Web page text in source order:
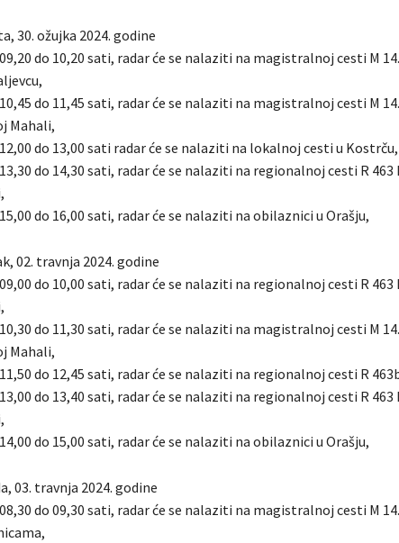
30. ožujka 2024. godine
09,20 do 10,20 sati, radar će se nalaziti na magistralnoj cesti M
10,45 do 11,45 sati, radar će se nalaziti na magistralnoj cesti M
Mahali,
do 13,00 sati radar će se nalaziti na lokalnoj cesti u Kostrču,
13,30 do 14,30 sati, radar će se nalaziti na regionalnoj cesti R
do 16,00 sati, radar će se nalaziti na obilaznici u Orašju,
02. travnja 2024. godine
09,00 do 10,00 sati, radar će se nalaziti na regionalnoj cesti R
10,30 do 11,30 sati, radar će se nalaziti na magistralnoj cesti M
Mahali,
do 12,45 sati, radar će se nalaziti na regionalnoj cesti R
13,00 do 13,40 sati, radar će se nalaziti na regionalnoj cesti R
do 15,00 sati, radar će se nalaziti na obilaznici u Orašju,
03. travnja 2024. godine
08,30 do 09,30 sati, radar će se nalaziti na magistralnoj cesti M